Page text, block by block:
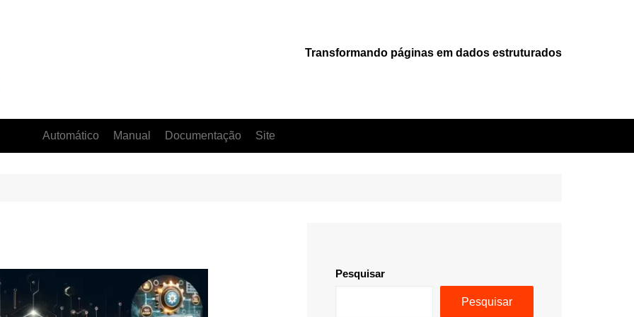
Transformando páginas em dados estruturados
Automático Manual Documentação Site
Pesquisar
Pesquisar